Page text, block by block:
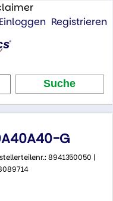
Einloggen Registrieren
G
8941350050 |